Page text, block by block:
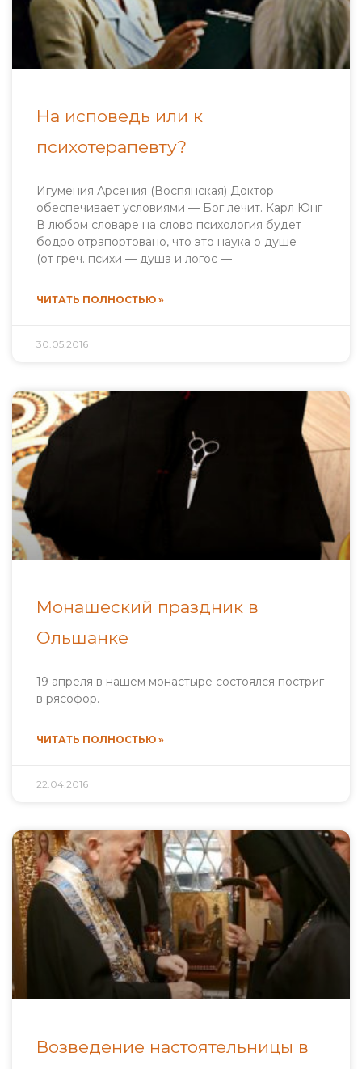
На исповедь или к
психотерапевту?
Игумения Арсения (Воспянская) Доктор
обеспечивает условиями — Бог лечит. Карл Юнг
В любом словаре на слово психология будет
бодро отрапортовано, что это наука о душе
(от греч. психи — душа и логос —
ЧИТАТЬ ПОЛНОСТЬЮ »
30.05.2016
Монашеский праздник в
Ольшанке
19 апреля в нашем монастыре состоялся постриг
в рясофор.
ЧИТАТЬ ПОЛНОСТЬЮ »
22.04.2016
Возведение настоятельницы в